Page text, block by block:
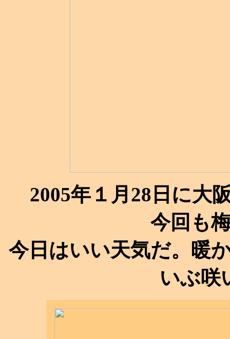
2005年１月28日に大
今回も
今日はいい天気だ。暖
いぶ咲